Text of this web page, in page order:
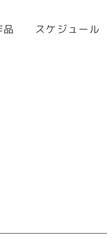
品 スケジュール